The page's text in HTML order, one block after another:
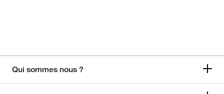
Qui sommes nous ?